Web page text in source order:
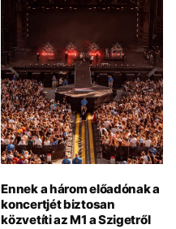
Ennek a három előadónak a
koncertjét biztosan
közvetíti az M1 a Szigetről